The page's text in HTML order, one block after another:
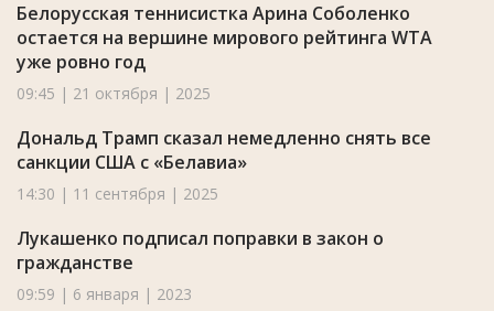
Белорусская теннисистка Арина Соболенко
остается на вершине мирового рейтинга WTA
уже ровно год
09:45 | 21 октября | 2025
Дональд Трамп сказал немедленно снять все
санкции США с «Белавиа»
14:30 | 11 сентября | 2025
Лукашенко подписал поправки в закон о
гражданстве
09:59 | 6 января | 2023